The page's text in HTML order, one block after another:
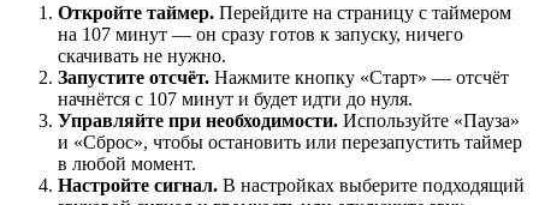
НАСТРОЙКИ
Откройте таймер. Перейдите на страницу с таймером
на 107 минут — он сразу готов к запуску, ничего
скачивать не нужно.
Запустите отсчёт. Нажмите кнопку «Старт» — отсчёт
начнётся с 107 минут и будет идти до нуля.
Управляйте при необходимости. Используйте «Пауза»
и «Сброс», чтобы остановить или перезапустить таймер
в любой момент.
Настройте сигнал. В настройках выберите подходящий